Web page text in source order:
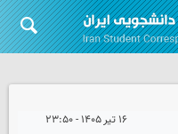
۱۶ تیر ۱۴۰۵ - ۲۳:۵۰